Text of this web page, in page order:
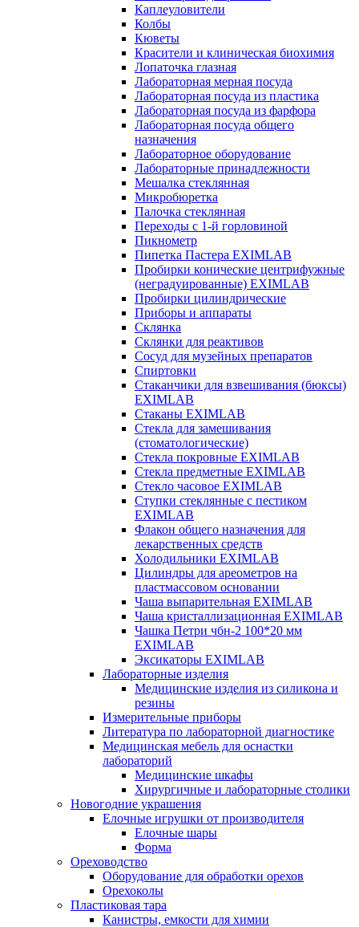
Каплеуловители
Колбы
Кюветы
Красители и клиническая биохимия
Лопаточка глазная
Лабораторная мерная посуда
Лабораторная посуда из пластика
Лабораторная посуда из фарфора
Лабораторная посуда общего
назначения
Лабораторное оборудование
Лабораторные принадлежности
Мешалка стеклянная
Микробюретка
Палочка стеклянная
Переходы с 1-й горловиной
Пикнометр
Пипетка Пастера EXIMLAB
Пробирки конические центрифужные
(неградуированные) EXIMLAB
Пробирки цилиндрические
Приборы и аппараты
Склянка
Склянки для реактивов
Сосуд для музейных препаратов
Спиртовки
Стаканчики для взвешивания (бюксы)
EXIMLAB
Стаканы EXIMLAB
Стекла для замешивания
(стоматологические)
Стекла покровные EXIMLAB
Стекла предметные EXIMLAB
Стекло часовое EXIMLAB
Ступки стеклянные с пестиком
EXIMLAB
Флакон общего назначения для
лекарственных средств
Холодильники EXIMLAB
Цилиндры для ареометров на
пластмассовом основании
Чаша выпарительная EXIMLAB
Чаша кристаллизационная EXIMLAB
Чашка Петри чбн-2 100*20 мм
EXIMLAB
Эксикаторы EXIMLAB
Лабораторные изделия
Медицинские изделия из силикона и
резины
Измерительные приборы
Литература по лабораторной диагностике
Медицинская мебель для оснастки
лабораторий
Медицинские шкафы
Хирургичные и лабораторные столики
Новогодние украшения
Елочные игрушки от производителя
Елочные шары
Форма
Ореховодство
Оборудование для обработки орехов
Орехоколы
Пластиковая тара
Канистры, емкости для химии